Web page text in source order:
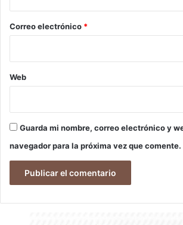
*
Correo electrónico *
Web
Guarda mi nombre, correo electrónico y
navegador para la próxima vez que comente.